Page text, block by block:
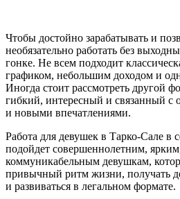
Чтобы достойно зарабатывать и
необязательно работать без
гонке. Не всем подходит
графиком, небольшим доходом и
Иногда стоит рассмотреть другой
гибкий, интересный и связанный с
и новыми впечатлениями.
Работа для девушек в Тарко-Сале в
подойдет совершеннолетним,
коммуникабельным девушкам,
привычный ритм жизни, получать
и развиваться в легальном формате.